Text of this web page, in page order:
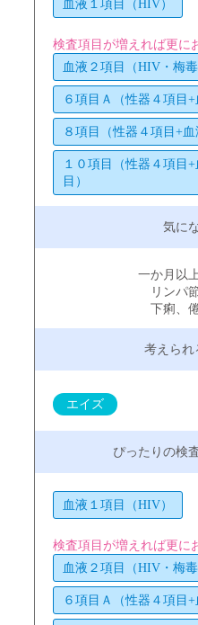
血液１項目（HIV）
検査項目が増えれば更に
血液２項目（HIV・梅毒
６項目Ａ（性器４項目+
８項目（性器４項目+
１０項目（性器４項目
目）
一か月以
リンパ
下痢、
エイズ
血液１項目（HIV）
検査項目が増えれば更に
血液２項目（HIV・梅毒
６項目Ａ（性器４項目+